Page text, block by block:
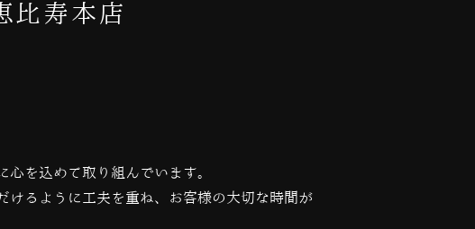
比寿本店
を込めて取り組んでいます。
けるように工夫を重ね、お客様の大切な時間が